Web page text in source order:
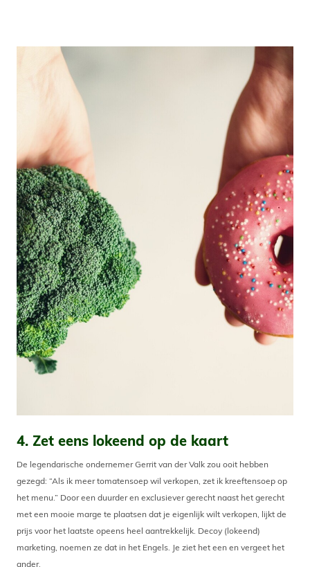
4. Zet eens lokeend op de kaart
De legendarische ondernemer Gerrit van der Valk zou ooit hebben
gezegd: “Als ik meer tomatensoep wil verkopen, zet ik kreeftensoep op
het menu.” Door een duurder en exclusiever gerecht naast het gerecht
met een mooie marge te plaatsen dat je eigenlijk wilt verkopen, lijkt de
prijs voor het laatste opeens heel aantrekkelijk. Decoy (lokeend)
marketing, noemen ze dat in het Engels. Je ziet het een en vergeet het
ander.